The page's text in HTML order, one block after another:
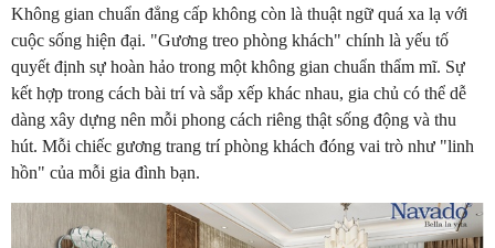
Không gian chuẩn đẳng cấp không còn là thuật ngữ quá xa lạ với
cuộc sống hiện đại. "Gương treo phòng khách" chính là yếu tố
quyết định sự hoàn hảo trong một không gian chuẩn thẩm mĩ. Sự
kết hợp trong cách bài trí và sắp xếp khác nhau, gia chủ có thể dễ
dàng xây dựng nên mỗi phong cách riêng thật sống động và thu
hút. Mỗi chiếc gương trang trí phòng khách đóng vai trò như "linh
hồn" của mỗi gia đình bạn.